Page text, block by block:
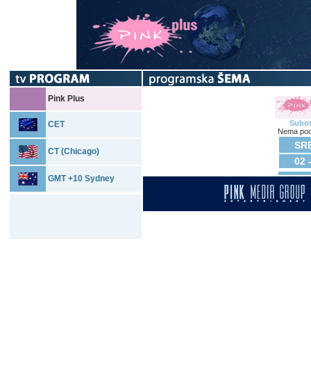
Pink Plus
CET
CT (Chicago)
GMT +10 Sydney
Nema
02